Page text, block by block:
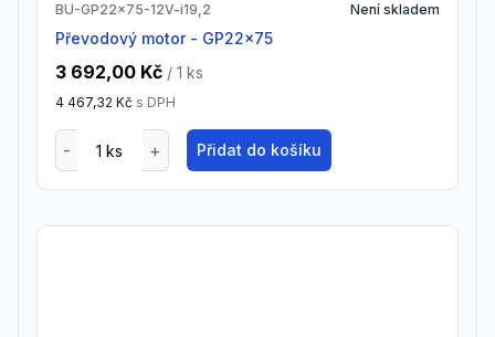
BU-GP22x75-12V-i19,2 Není skladem
Převodový motor - GP22x75
3 692,00 Kč / 1 ks
4 467,32 Kč s DPH
Přidat do košíku